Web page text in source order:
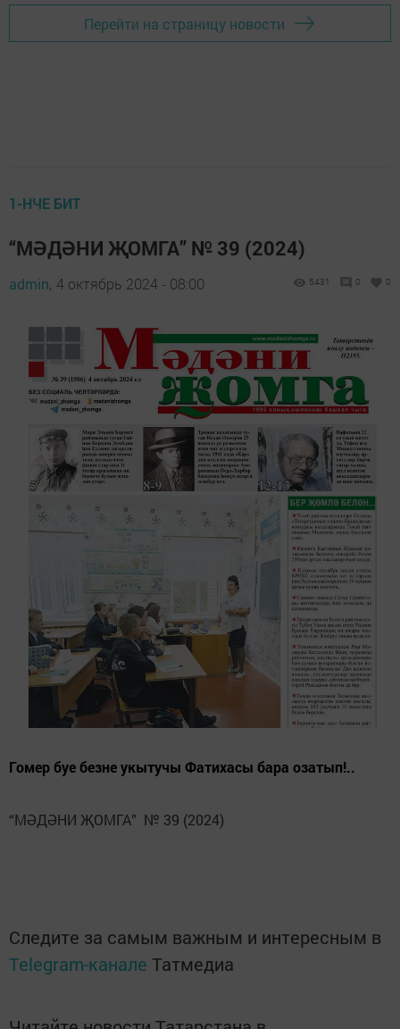
Перейти на страницу новости
1-НЧЕ БИТ
“МӘДӘНИ ҖОМГА” № 39 (2024)
admin, 4 октябрь 2024 - 08:00 5431 0 0
Гомер буе безне укытучы Фатихасы бара озатып!..
“МӘДӘНИ ҖОМГА” № 39 (2024)
Следите за самым важным и интересным в
Telegram-канале Татмедиа